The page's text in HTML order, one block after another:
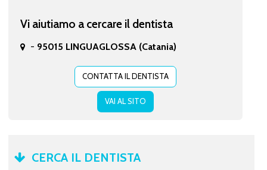
Vi aiutiamo a cercare il dentista
- 95015 LINGUAGLOSSA (Catania)
CONTATTA IL DENTISTA
VAI AL SITO
CERCA IL DENTISTA